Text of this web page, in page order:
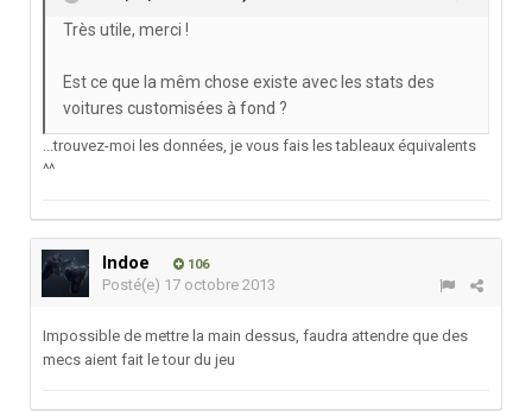
Très utile, merci !
Est ce que la mêm chose existe avec les stats des
voitures customisées à fond ?
...trouvez-moi les données, je vous fais les tableaux équivalents
^^
Indoe 106
Posté(e) 17 octobre 2013
Impossible de mettre la main dessus, faudra attendre que des
mecs aient fait le tour du jeu